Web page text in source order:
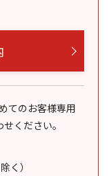
てのお客様専用
ください。
く）